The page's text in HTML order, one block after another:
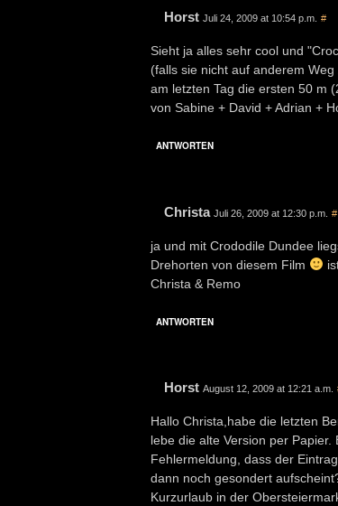
Horst Juli 24, 2009 at 10:54 p.m. #
Sieht ja alles sehr cool und
(falls sie nicht auf anderem
am letzten Tag die ersten 50 m
von Sabine + David + Adrian +
ANTWORTEN
Christa Juli 26, 2009 at 12:30 p.m. #
ja und mit Crododile Dundee
Drehorten von diesem Film
Christa & Remo
ANTWORTEN
Horst August 12, 2009 at 12:21 a.m.
Hallo Christa,habe die letzten
lebe die alte Version per
Fehlermeldung, dass der
dann noch gesondert
Kurzurlaub in der